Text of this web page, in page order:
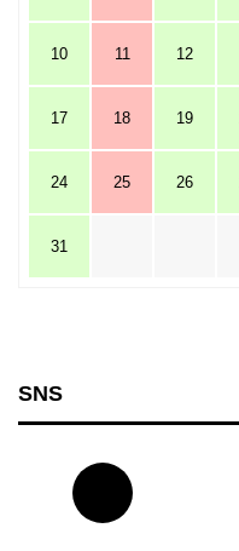
10 11 12
17 18 19
24 25 26
31
SNS